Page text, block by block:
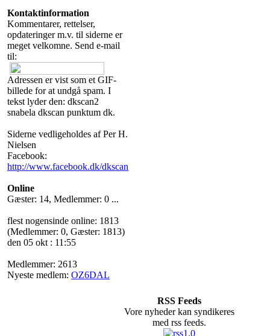
Kontaktinformation
Kommentarer, rettelser,
opdateringer m.v. til siderne er
meget velkomne. Send e-mail
til:
Adressen er vist som et GIF-
billede for at undgå spam. I
tekst lyder den: dkscan2
snabela dkscan punktum dk.
Siderne vedligeholdes af Per H.
Nielsen
Facebook:
http://www.facebook.dk/dkscan
Online
Gæster: 14, Medlemmer: 0 ...
flest nogensinde online: 1813
(Medlemmer: 0, Gæster: 1813)
den 05 okt : 11:55
Medlemmer: 2613
Nyeste medlem: OZ6DAL
RSS Feeds
Vore nyheder kan syndikeres
med rss feeds.